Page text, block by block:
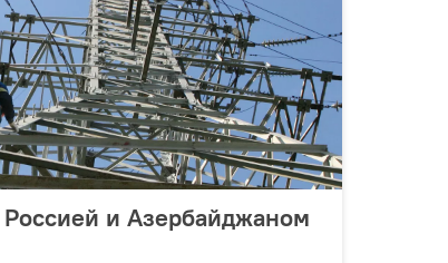
Россией и Азербайджаном